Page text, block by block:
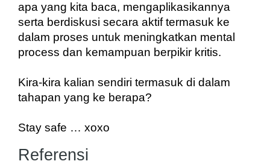
apa yang kita baca, mengaplikasikannya
serta berdiskusi secara aktif termasuk ke
dalam proses untuk meningkatkan mental
process dan kemampuan berpikir kritis.
Kira-kira kalian sendiri termasuk di dalam
tahapan yang ke berapa?
Stay safe … xoxo
Referensi